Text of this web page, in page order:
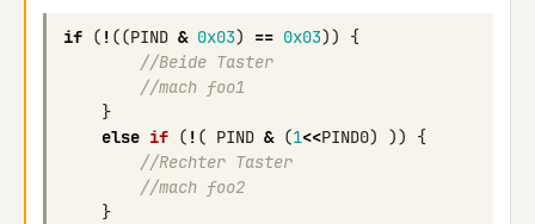
if ( ! ((PIND & 0x03) == 0x03))
{
//Beide Taster
//mach foo1
}
else if ( ! ( PIND & (1<<PIND0) ))
{
//Rechter Taster
//mach foo2
}